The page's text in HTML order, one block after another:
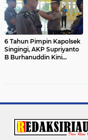
6 Tahun Pimpin Kapolsek
Singingi, AKP Supriyanto
B Burhanuddin Kini